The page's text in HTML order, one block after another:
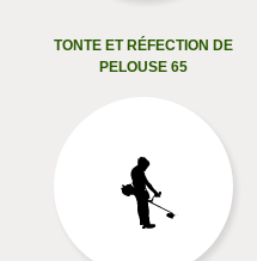
TONTE ET RÉFECTION DE
PELOUSE 65